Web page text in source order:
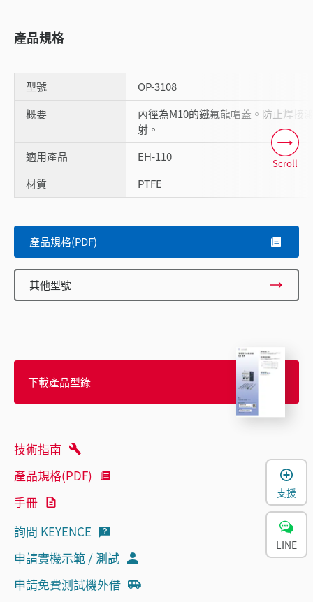
產品規格
型號
OP-3108
概要
內徑為M10的鐵氟龍帽蓋。防止焊接
射。
適用產品
EH-110
材質
PTFE
Scroll
產品規格(PDF)
其他型號
下載產品型錄
技術指南
產品規格(PDF)
手冊
詢問 KEYENCE
申請實機示範 / 測試
申請免費測試機外借
支援
LINE